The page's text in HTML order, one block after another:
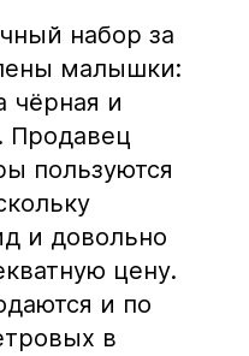
набор за
малышки:
чёрная и
Продавец
пользуются
и довольно
цену.
и по
в